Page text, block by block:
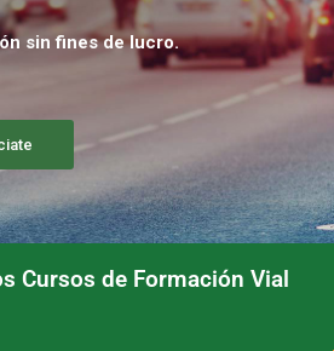
sin fines de lucro.
Cursos de Formación Vial